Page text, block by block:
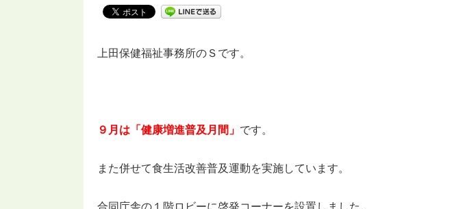
上田保健福祉事務所のＳです。
９月は「健康増進普及月間」 です。
また併せて食生活改善普及運動を実施しています。
合同庁舎の１階ロビーに啓発コーナーを設置しました。